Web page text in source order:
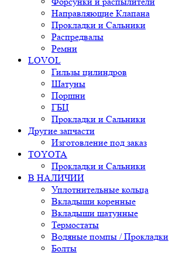
Направляющие Клапана
Прокладки и Сальники
Распредвалы
Ремни
LOVOL
Гильзы цилиндров
Шатуны
Поршни
ГБЦ
Прокладки и Сальники
Другие запчасти
Изготовление под заказ
TOYOTA
Прокладки и Сальники
В НАЛИЧИИ
Уплотнительные кольца
Вкладыши коренные
Вкладыши шатунные
Термостаты
Водяные помпы / Прокладки
Болты